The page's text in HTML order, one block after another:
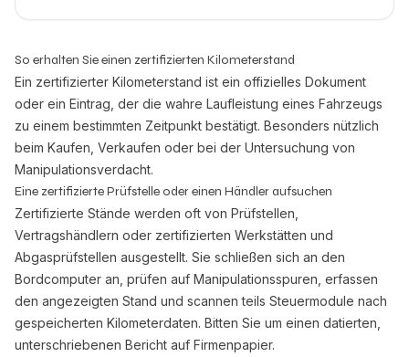
So erhalten Sie einen zertifizierten Kilometerstand
Ein zertifizierter Kilometerstand ist ein offizielles Dokument
oder ein Eintrag, der die wahre Laufleistung eines Fahrzeugs
zu einem bestimmten Zeitpunkt bestätigt. Besonders nützlich
beim Kaufen, Verkaufen oder bei der Untersuchung von
Manipulationsverdacht.
Eine zertifizierte Prüfstelle oder einen Händler aufsuchen
Zertifizierte Stände werden oft von Prüfstellen,
Vertragshändlern oder zertifizierten Werkstätten und
Abgasprüfstellen ausgestellt. Sie schließen sich an den
Bordcomputer an, prüfen auf Manipulationsspuren, erfassen
den angezeigten Stand und scannen teils Steuermodule nach
gespeicherten Kilometerdaten. Bitten Sie um einen datierten,
unterschriebenen Bericht auf Firmenpapier.